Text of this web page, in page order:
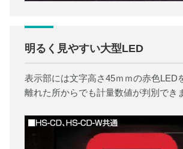
明るく見やすい大型LED
表示部には文字高さ45ｍｍの赤色LED
離れた所からでも計量数値が判別でき